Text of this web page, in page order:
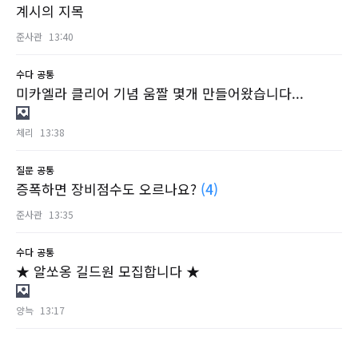
계시의 지목
준사관 13:40
수다 공통
미카엘라 클리어 기념 움짤 몇개 만들어왔습니다...
체리 13:38
질문 공통
증폭하면 장비점수도 오르나요? (4)
준사관 13:35
수다 공통
★ 알쏘옹 길드원 모집합니다 ★
양늑 13:17